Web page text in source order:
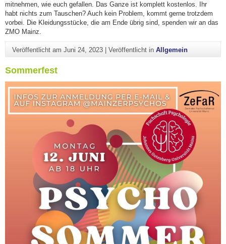
mitnehmen, wie euch gefallen. Das Ganze ist komplett kostenlos. Ihr
habt nichts zum Tauschen? Auch kein Problem, kommt gerne trotzdem
vorbei. Die Kleidungsstücke, die am Ende übrig sind, spenden wir an das
ZMO Mainz.
Veröffentlicht am Juni 24, 2023| Veröffentlicht in Allgemein
Sommerfest